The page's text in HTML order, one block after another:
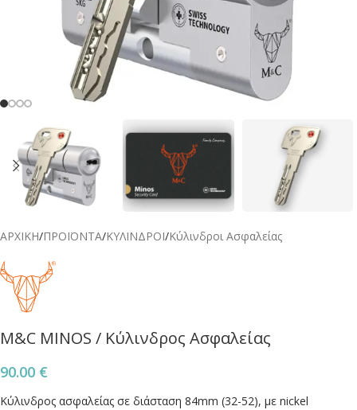
ΑΡΧΙΚΗ/ΠΡΟΪΟΝΤΑ/ΚΥΛΙΝΔΡΟΙ/Κύλινδροι Ασφαλείας
M&C MINOS / Κύλινδρος Ασφαλείας
90.00 €
Κύλινδρος ασφαλείας σε διάσταση 84mm (32-52), με nickel